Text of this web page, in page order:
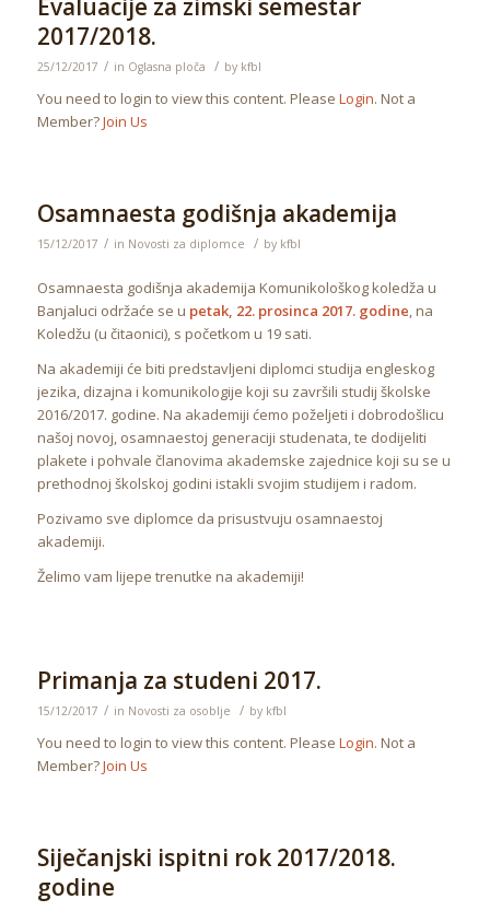
2017/2018.
25/12/2017 / in Oglasna ploča / by kfbl
You need to login to view this content. Please Login. Not a
Member?Join Us
Osamnaesta godišnja akademija
15/12/2017 / in Novosti za diplomce / by kfbl
Osamnaesta godišnja akademija Komunikološkog koledža u
Banjaluci održaće se u petak, 22. prosinca 2017. godine , na
Koledžu (u čitaonici), s početkom u 19 sati.
Na akademiji će biti predstavljeni diplomci studija engleskog
jezika, dizajna i komunikologije koji su završili studij školske
2016/2017. godine. Na akademiji ćemo poželjeti i dobrodošlicu
našoj novoj, osamnaestoj generaciji studenata, te dodijeliti
plakete i pohvale članovima akademske zajednice koji su se u
prethodnoj školskoj godini istakli svojim studijem i radom.
Pozivamo sve diplomce da prisustvuju osamnaestoj
akademiji.
Želimo vam lijepe trenutke na akademiji!
Primanja za studeni 2017.
15/12/2017 / in Novosti za osoblje / by kfbl
You need to login to view this content. Please Login. Not a
Member?Join Us
Siječanjski ispitni rok 2017/2018.
godine